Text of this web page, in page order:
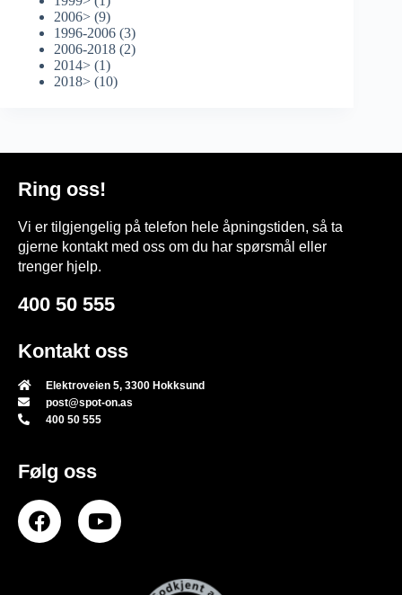
2006> (9)
1996-2006 (3)
2006-2018 (2)
2014> (1)
2018> (10)
Ring oss!
Vi er tilgjengelig på telefon hele åpningstiden, så ta
gjerne kontakt med oss om du har spørsmål eller
trenger hjelp.
400 50 555
Kontakt oss
Elektroveien 5, 3300 Hokksund
post@spot-on.as
400 50 555
Følg oss